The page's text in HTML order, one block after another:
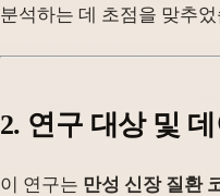
분석하는 데 초점을 맞추
2. 연구 대상 및
이 연구는 만성 신장 질환